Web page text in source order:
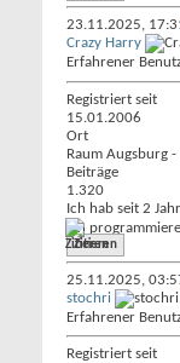
23.11.2025,
Crazy Harry
Erfahrener
Registriert seit
15.01.2006
Ort
Raum Augsburg -
Beiträge
1.320
Ich hab seit 2
Ich
Zitieren
25.11.2025,
stochri
Erfahrener
Registriert seit